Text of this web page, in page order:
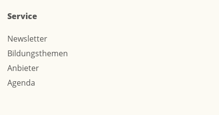
Service
Newsletter
Bildungsthemen
Anbieter
Agenda